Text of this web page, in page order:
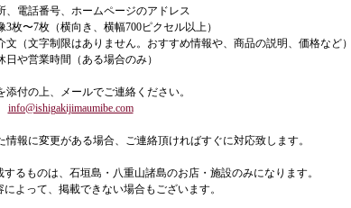
、電話番号、ホームページのアドレス
3枚〜7枚（横向き、横幅700ピクセル以上）
文（文字制限はありません。おすすめ情報や、商品の説明、価格など）
日や営業時間（ある場合のみ）
添付の上、メールでご連絡ください。
info@ishigakijimaumibe.com
情報に変更がある場合、ご連絡頂ければすぐに対応致します。
るものは、石垣島・八重山諸島のお店・施設のみになります。
よって、掲載できない場合もございます。